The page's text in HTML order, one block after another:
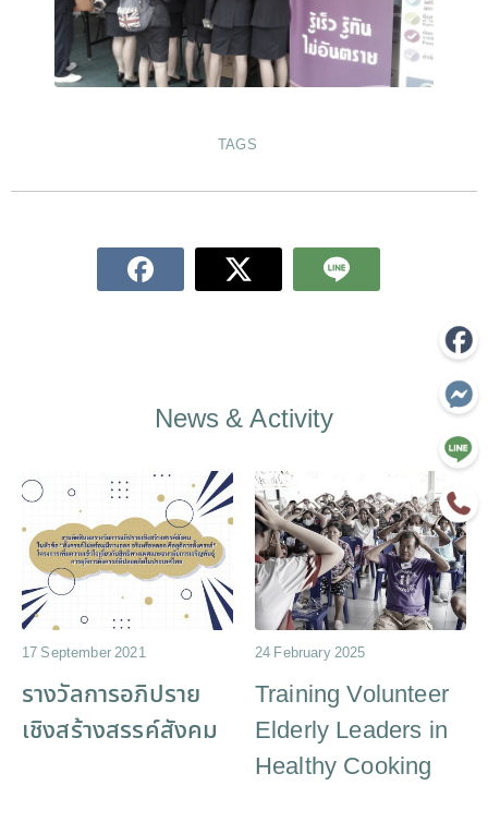
TAGS
News & Activity
17 September 2021
รางวัลการอภิปราย
เชิงสร้างสรรค์สังคม
24 February 2025
Training Volunteer
Elderly Leaders in
Healthy Cooking